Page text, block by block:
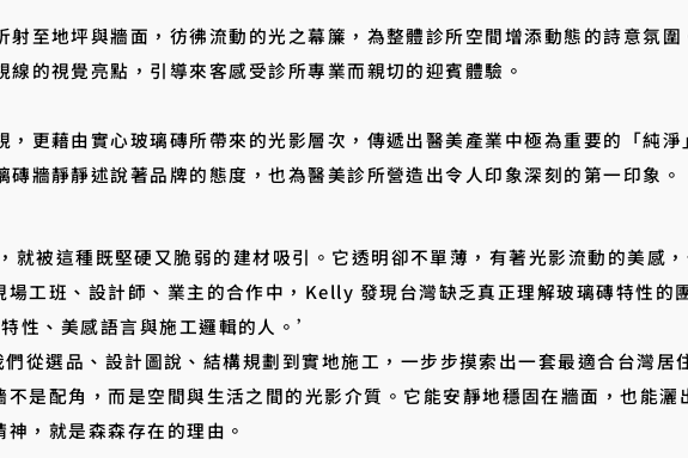
至地坪與牆面，彷彿流動的光之幕簾，為整體診所空間增添動態的詩意氛圍
的視覺亮點，引導來客感受診所專業而親切的迎賓體驗。
更藉由實心玻璃磚所帶來的光影層次，傳遞出醫美產業中極為重要的「純淨
牆靜靜述說著品牌的態度，也為醫美診所營造出令人印象深刻的第一印象。
被這種既堅硬又脆弱的建材吸引。它透明卻不單薄，有著光影流動的美感
工班、設計師、業主的合作中，Kelly 發現台灣缺乏真正理解玻璃磚特性的
、美感語言與施工邏輯的人。’
從選品、設計圖說、結構規劃到實地施工，一步步摸索出一套最適合台灣居
是配角，而是空間與生活之間的光影介質。它能安靜地穩固在牆面，也能灑
，就是森森存在的理由。